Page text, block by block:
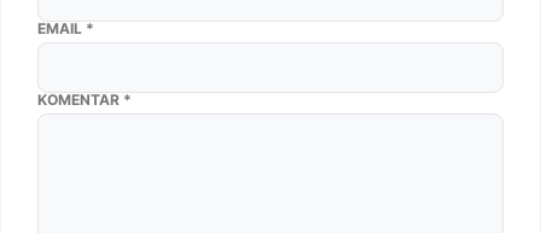
KOMENTAR *
EMAIL *